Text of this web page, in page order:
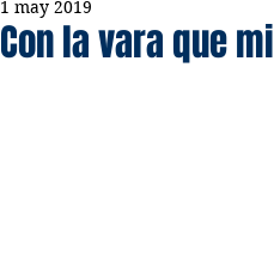
Con la vara que
1 may 2019